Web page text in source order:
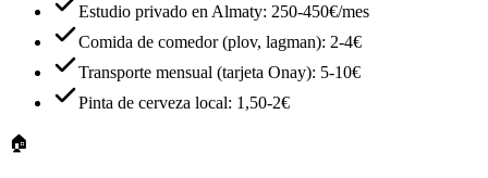
Estudio privado en Almaty: 250-450€/mes
Comida de comedor (plov, lagman): 2-4€
Transporte mensual (tarjeta Onay): 5-10€
Pinta de cerveza local: 1,50-2€
🏠